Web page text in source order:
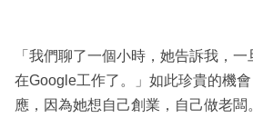
「我們聊了一個小時，她告訴我，
在Google工作了。」如此珍貴的機
應，因為她想自己創業，自己做老闆